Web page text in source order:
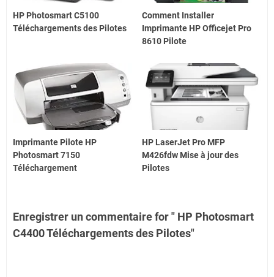
HP Photosmart C5100
Téléchargements des Pilotes
Comment Installer
Imprimante HP Officejet Pro
8610 Pilote
Imprimante Pilote HP
Photosmart 7150
Téléchargement
HP LaserJet Pro MFP
M426fdw Mise à jour des
Pilotes
Enregistrer un commentaire for " HP Photosmart
C4400 Téléchargements des Pilotes"